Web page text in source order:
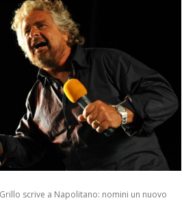
Grillo scrive a Napolitano: nomini un nuovo